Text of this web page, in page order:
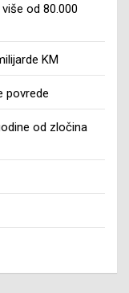
od 80.000
KM
povrede
od zločina